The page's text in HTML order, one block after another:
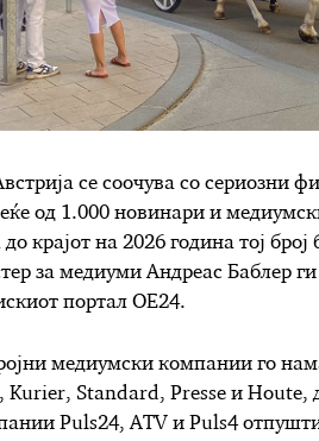
се соочува со сериозни
од 1.000 новинари и
крајот на 2026 година тој
за медиуми Андреас Баблер
портал OE24.
медиумски компании го
Standard, Presse и Houte,
Puls24, ATV и Puls4